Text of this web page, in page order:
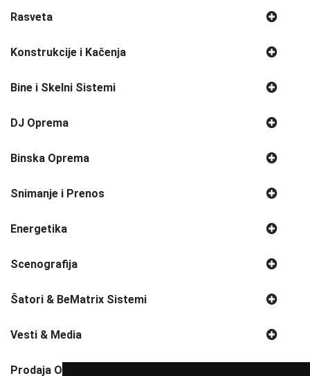
Rasveta
Konstrukcije i Kačenja
Bine i Skelni Sistemi
DJ Oprema
Binska Oprema
Snimanje i Prenos
Energetika
Scenografija
Šatori & BeMatrix Sistemi
Vesti & Media
Prodaja Opreme